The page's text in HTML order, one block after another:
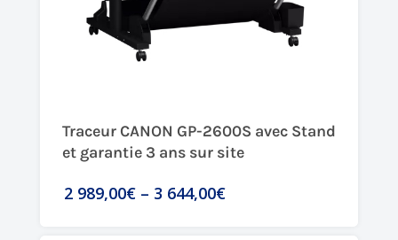
Traceur CANON GP-2600S avec Stand
et garantie 3 ans sur site
2 989,00€ – 3 644,00€